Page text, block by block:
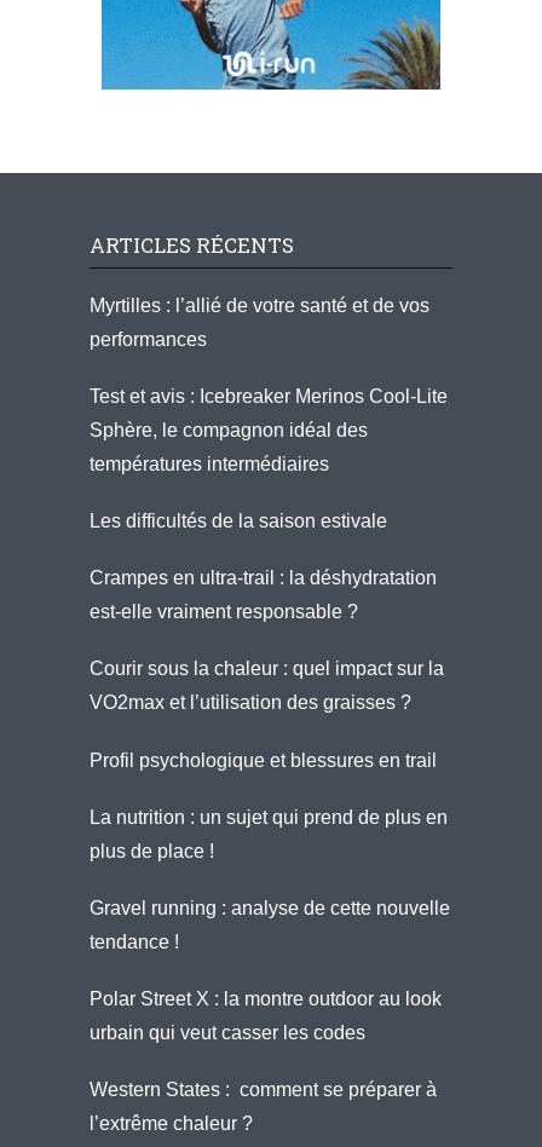
ARTICLES RÉCENTS
Myrtilles : l’allié de votre santé et de vos
performances
Test et avis : Icebreaker Merinos Cool-Lite
Sphère, le compagnon idéal des
températures intermédiaires
Les difficultés de la saison estivale
Crampes en ultra-trail : la déshydratation
est-elle vraiment responsable ?
Courir sous la chaleur : quel impact sur la
VO2max et l’utilisation des graisses ?
Profil psychologique et blessures en trail
La nutrition : un sujet qui prend de plus en
plus de place !
Gravel running : analyse de cette nouvelle
tendance !
Polar Street X : la montre outdoor au look
urbain qui veut casser les codes
Western States : comment se préparer à
l’extrême chaleur ?